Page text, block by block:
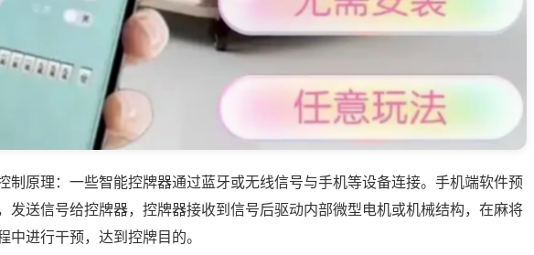
制原理：一些智能控牌器通过蓝牙或无线信号与手机等设备连接。手机端软件预
发送信号给控牌器，控牌器接收到信号后驱动内部微型电机或机械结构，在麻将
中进行干预，达到控牌目的。